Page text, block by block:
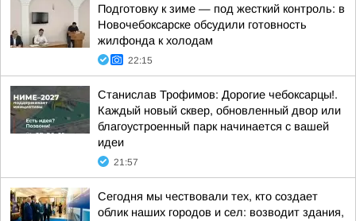
Подготовку к зиме — под жесткий контроль: в
Новочебоксарске обсудили готовность
жилфонда к холодам
22:15
Станислав Трофимов: Дорогие чебоксарцы!.
Каждый новый сквер, обновленный двор или
благоустроенный парк начинается с вашей
идеи
21:57
Сегодня мы чествовали тех, кто создает
облик наших городов и сел: возводит здания,